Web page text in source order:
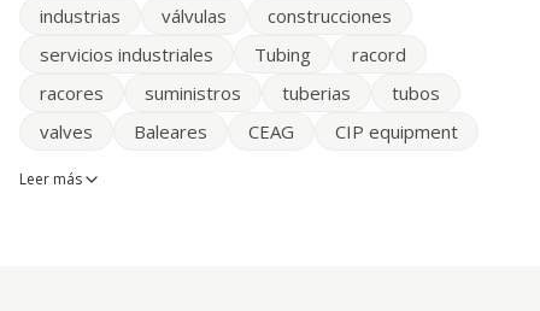
industrias válvulas
construcciones
servicios industriales
Tubing
racord
racores
suministros tuberias
tubos
valves
Baleares CEAG CIP equipment
Leer más